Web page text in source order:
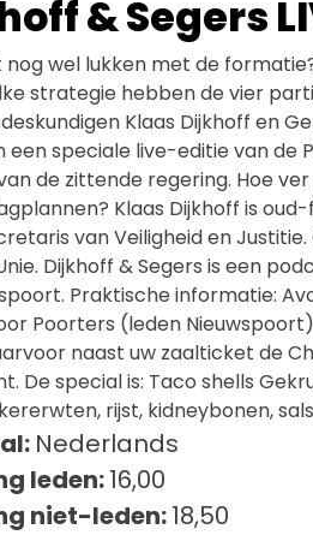
& Segers
nog wel lukken met de
strategie hebben de vier
Klaas Dijkhoff en
een speciale live-editie van de
de zittende regering. Hoe
Klaas Dijkhoff is
van Veiligheid en
Dijkhoff & Segers is een
Praktische informatie:
Poorters (leden
naast uw zaalticket de
De special is: Taco shells
rijst, kidneybonen,
Nederlands
leden:16,00
niet-leden:18,50